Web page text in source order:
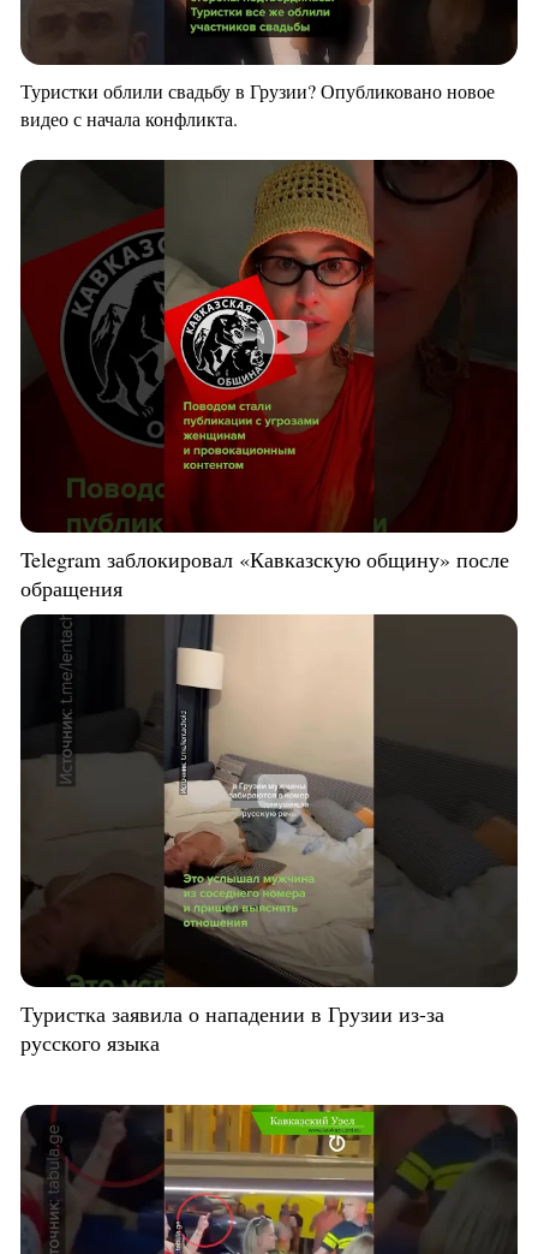
Туристки облили свадьбу в Грузии? Опубликовано новое
видео с начала конфликта.
Telegram заблокировал «Кавказскую общину» после
обращения
Туристка заявила о нападении в Грузии из-за
русского языка